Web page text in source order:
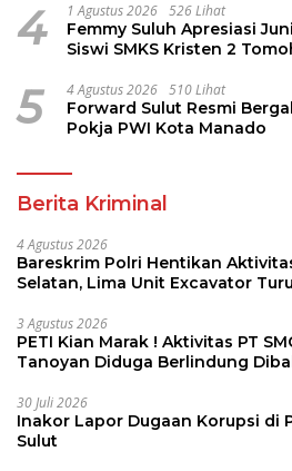
4 1 Agustus 2026 526 Lihat
Femmy Suluh Apresiasi
Siswi SMKS Kristen 2
5 4 Agustus 2026 510 Lihat
Forward Sulut Resmi
Pokja PWI Kota Manado
Berita Kriminal
4 Agustus 2026
Bareskrim Polri Hentikan
Selatan, Lima Unit Excavator
3 Agustus 2026
PETI Kian Marak ! Aktivitas PT
Tanoyan Diduga Berlindung
30 Juli 2026
Inakor Lapor Dugaan Korupsi di
Sulut